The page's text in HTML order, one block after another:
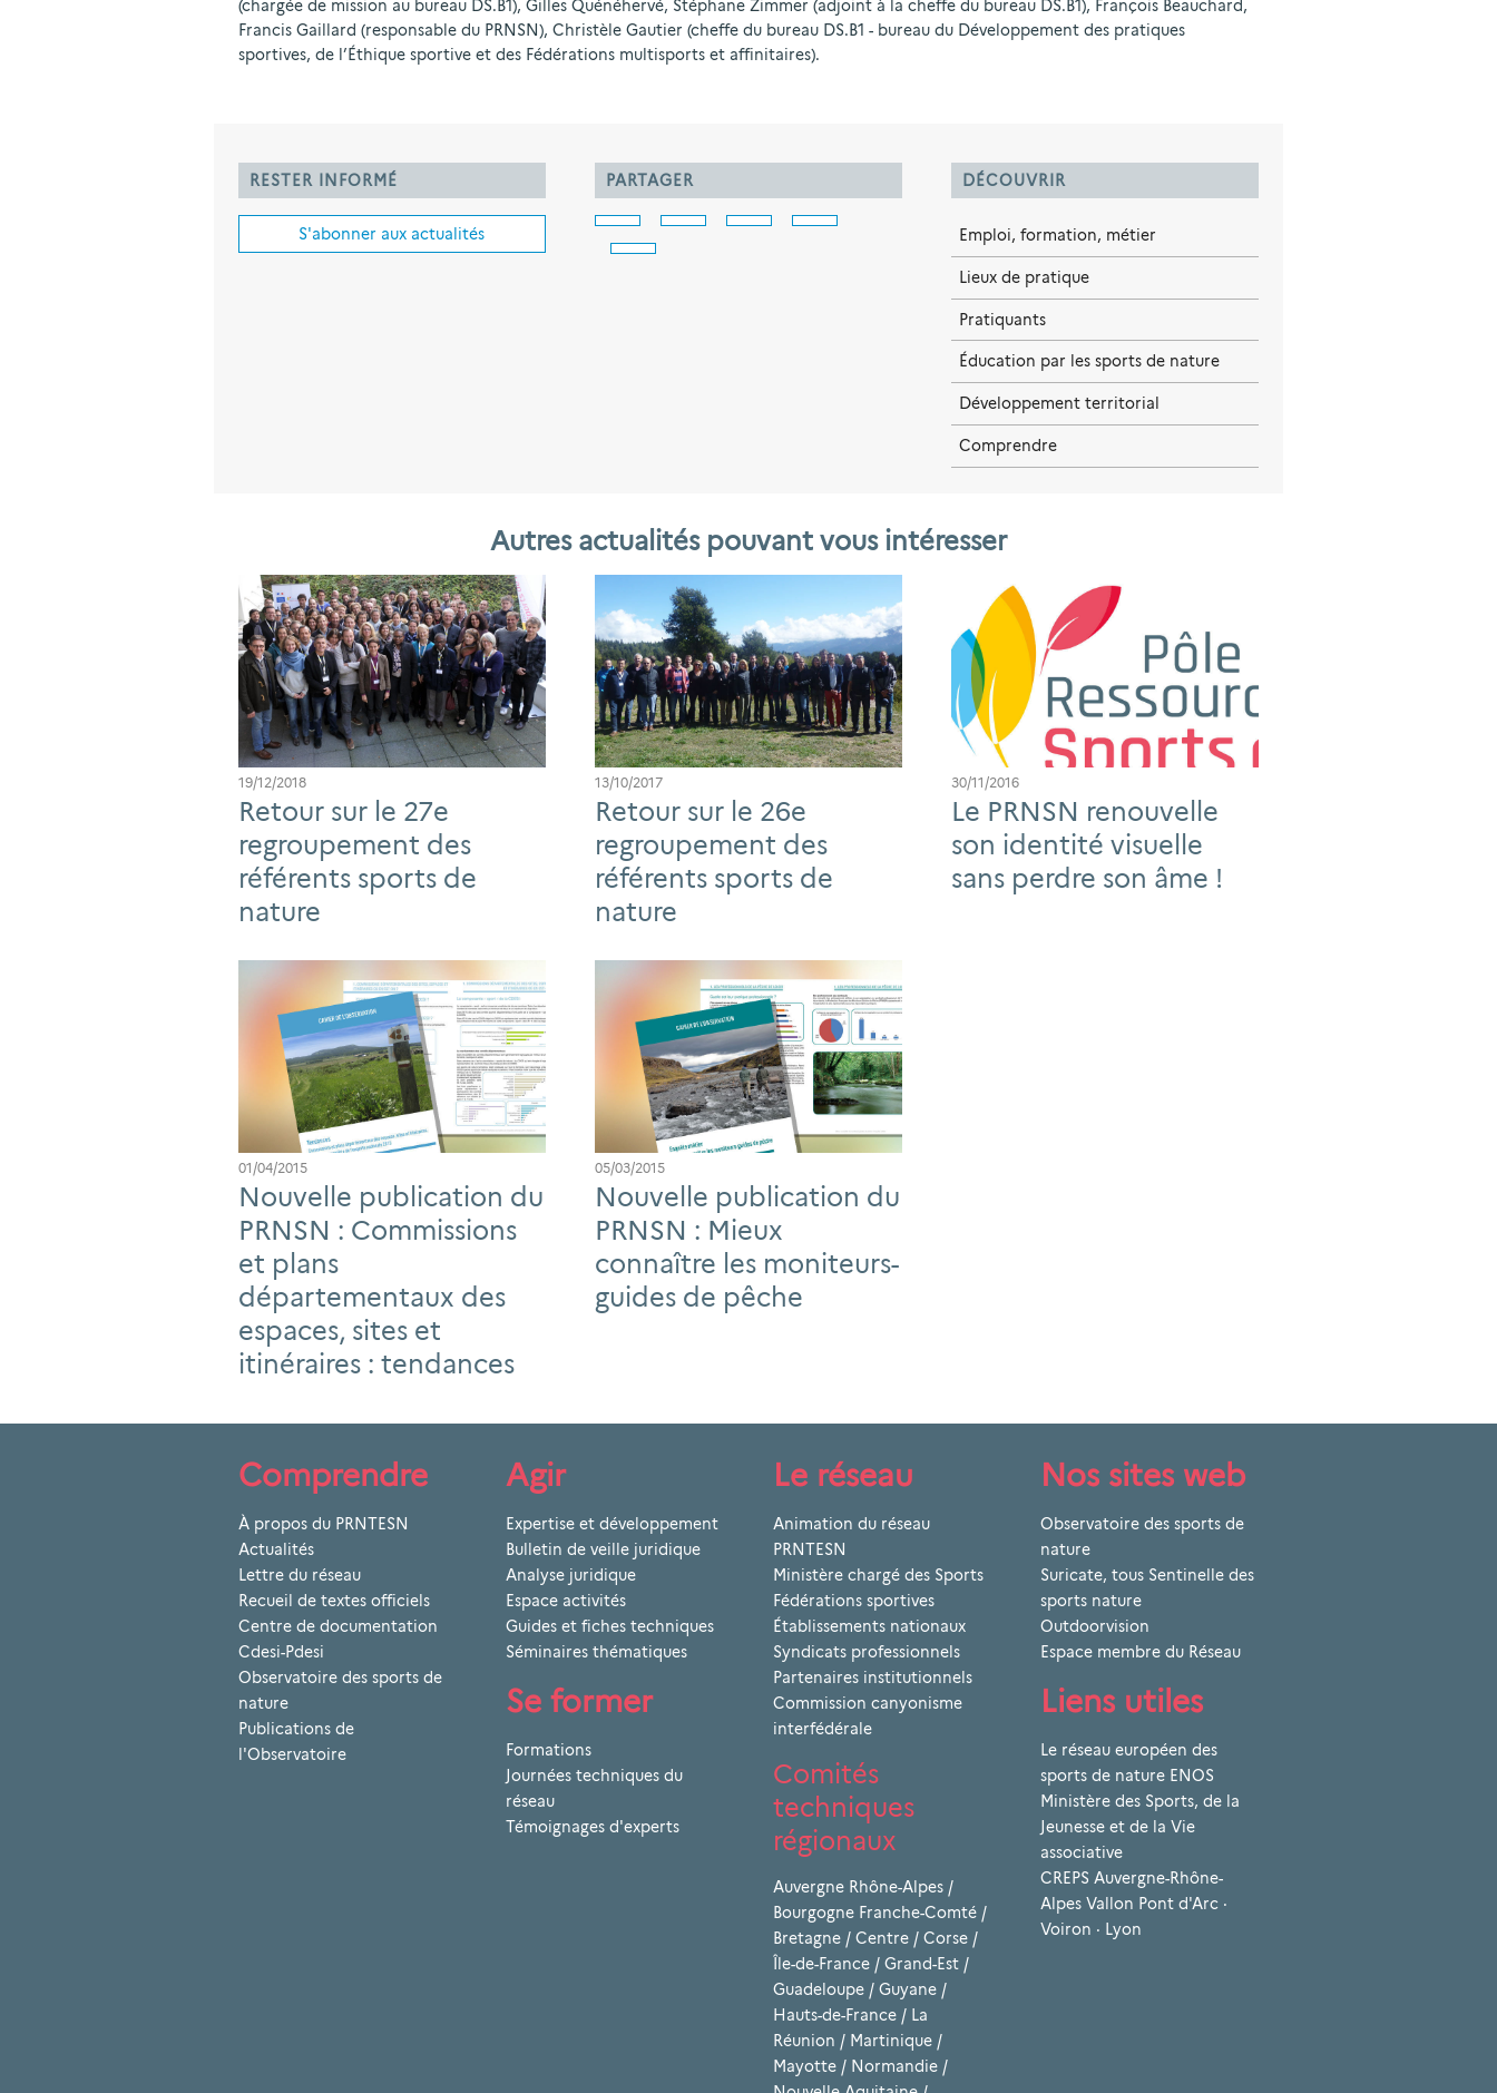
(chargée de mission au bureau DS.B1), Gilles Quénéhervé, Stéphane Zimmer (adjoint à la cheffe du bureau DS.B1), François Beauchard,
Francis Gaillard (responsable du PRNSN), Christèle Gautier (cheffe du bureau DS.B1 - bureau du Développement des pratiques
sportives, de l’Éthique sportive et des Fédérations multisports et affinitaires).
RESTER INFORMÉ
S'abonner aux actualités
PARTAGER DÉCOUVRIR
Emploi, formation, métier
Lieux de pratique
Pratiquants
Éducation par les sports de nature
Développement territorial
Comprendre
Autres actualités pouvant vous intéresser
19/12/2018
Retour sur le 27e
regroupement des
référents sports de
nature
13/10/2017
Retour sur le 26e
regroupement des
référents sports de
nature
30/11/2016
Le PRNSN renouvelle
son identité visuelle
sans perdre son âme !
01/04/2015
Nouvelle publication du
PRNSN : Commissions
et plans
départementaux des
espaces, sites et
itinéraires : tendances
05/03/2015
Nouvelle publication du
PRNSN : Mieux
connaître les moniteurs-
guides de pêche
Comprendre
À propos du PRNTESN
Actualités
Lettre du réseau
Recueil de textes officiels
Centre de documentation
Cdesi-Pdesi
Observatoire des sports de
nature
Publications de
l'Observatoire
Agir
Expertise et développement
Bulletin de veille juridique
Analyse juridique
Espace activités
Guides et fiches techniques
Séminaires thématiques
Se former
Formations
Journées techniques du
réseau
Témoignages d'experts
Le réseau
Animation du réseau
PRNTESN
Ministère chargé des Sports
Fédérations sportives
Établissements nationaux
Syndicats professionnels
Partenaires institutionnels
Commission canyonisme
interfédérale
Comités
techniques
régionaux
Auvergne Rhône-Alpes /
Bourgogne Franche-Comté /
Bretagne / Centre / Corse /
Île-de-France / Grand-Est /
Guadeloupe / Guyane /
Hauts-de-France / La
Réunion / Martinique /
Mayotte / Normandie /
Nos sites web
Observatoire des sports de
nature
Suricate, tous Sentinelle des
sports nature
Outdoorvision
Espace membre du Réseau
Liens utiles
Le réseau européen des
sports de nature ENOS
Ministère des Sports, de la
Jeunesse et de la Vie
associative
CREPS Auvergne-Rhône-
Alpes Vallon Pont d'Arc ·
Voiron · Lyon